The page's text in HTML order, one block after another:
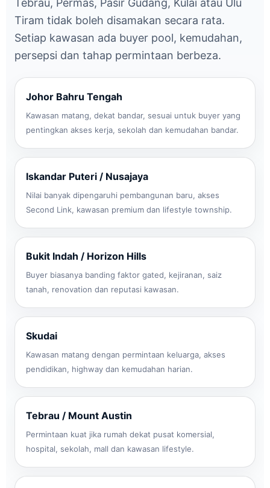
Tebrau, Permas, Pasir Gudang, Kulai atau Ulu
Tiram tidak boleh disamakan secara rata.
Setiap kawasan ada buyer pool, kemudahan,
persepsi dan tahap permintaan berbeza.
Johor Bahru Tengah
Kawasan matang, dekat bandar, sesuai untuk buyer yang
pentingkan akses kerja, sekolah dan kemudahan bandar.
Iskandar Puteri / Nusajaya
Nilai banyak dipengaruhi pembangunan baru, akses
Second Link, kawasan premium dan lifestyle township.
Bukit Indah / Horizon Hills
Buyer biasanya banding faktor gated, kejiranan, saiz
tanah, renovation dan reputasi kawasan.
Skudai
Kawasan matang dengan permintaan keluarga, akses
pendidikan, highway dan kemudahan harian.
Tebrau / Mount Austin
Permintaan kuat jika rumah dekat pusat komersial,
hospital, sekolah, mall dan kawasan lifestyle.